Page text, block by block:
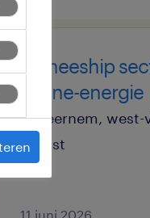
traineeship
zonne-energie
beernem, west-
vast
11 juni 2026